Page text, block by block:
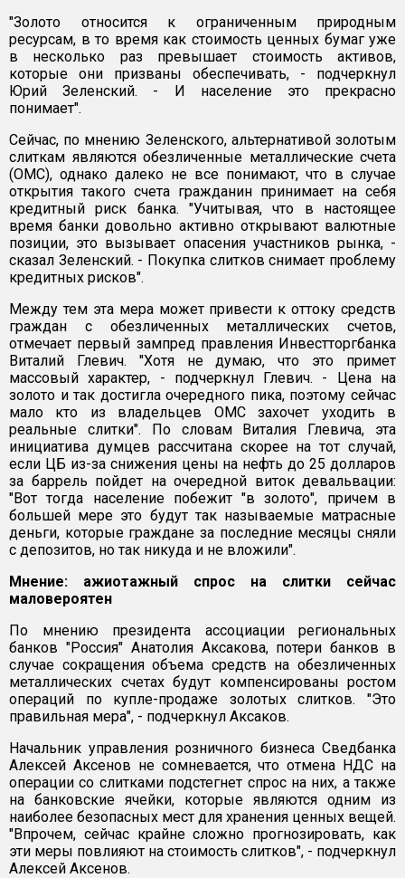
"Золото относится к ограниченным природным
ресурсам, в то время как стоимость ценных бумаг уже
в несколько раз превышает стоимость активов,
которые они призваны обеспечивать, - подчеркнул
Юрий Зеленский. - И население это прекрасно
понимает".
Сейчас, по мнению Зеленского, альтернативой золотым
слиткам являются обезличенные металлические счета
(ОМС), однако далеко не все понимают, что в случае
открытия такого счета гражданин принимает на себя
кредитный риск банка. "Учитывая, что в настоящее
время банки довольно активно открывают валютные
позиции, это вызывает опасения участников рынка, -
сказал Зеленский. - Покупка слитков снимает проблему
кредитных рисков".
Между тем эта мера может привести к оттоку средств
граждан с обезличенных металлических счетов,
отмечает первый зампред правления Инвестторгбанка
Виталий Глевич. "Хотя не думаю, что это примет
массовый характер, - подчеркнул Глевич. - Цена на
золото и так достигла очередного пика, поэтому сейчас
мало кто из владельцев ОМС захочет уходить в
реальные слитки". По словам Виталия Глевича, эта
инициатива думцев рассчитана скорее на тот случай,
если ЦБ из-за снижения цены на нефть до 25 долларов
за баррель пойдет на очередной виток девальвации:
"Вот тогда население побежит "в золото", причем в
большей мере это будут так называемые матрасные
деньги, которые граждане за последние месяцы сняли
с депозитов, но так никуда и не вложили".
Мнение: ажиотажный спрос на слитки сейчас
маловероятен
По мнению президента ассоциации региональных
банков "Россия" Анатолия Аксакова, потери банков в
случае сокращения объема средств на обезличенных
металлических счетах будут компенсированы ростом
операций по купле-продаже золотых слитков. "Это
правильная мера", - подчеркнул Аксаков.
Начальник управления розничного бизнеса Сведбанка
Алексей Аксенов не сомневается, что отмена НДС на
операции со слитками подстегнет спрос на них, а также
на банковские ячейки, которые являются одним из
наиболее безопасных мест для хранения ценных вещей.
"Впрочем, сейчас крайне сложно прогнозировать, как
эти меры повлияют на стоимость слитков", - подчеркнул
Алексей Аксенов.